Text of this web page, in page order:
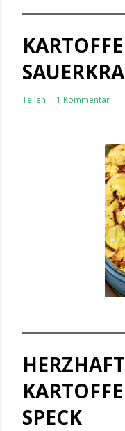
Teilen 1 Kommentar
SPECK